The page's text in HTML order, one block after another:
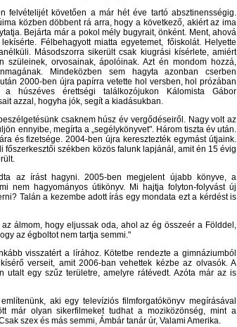
felvételijét követően a már hét éve tartó absztinensségig.
közben döbbent rá arra, hogy a következő, akiért az ima
Bejárta már a pokol mély bugyrait, önként. Ment, ahová
Félbehagyott miatta egyetemet, főiskolát. Helyette
Másodszorra sikerült csak kiugrási kísérlete, amiért
szüleinek, orvosainak, ápolóinak. Azt én mondom hozzá,
Mindeközben sem hagyta azonban cserben
2000-ben újra papírra vetette hol versben, hol prózában
húszéves érettségi találkozójukon Kálomista Gábor
azzal, hogyha jók, segít a kiadásukban.
csaknem húsz év vergődéseiről. Nagy volt az
ennyibe, megírta a „segélykönyvet". Három tiszta év után.
és fizetsége. 2004-ben újra keresztezték egymást útjaink.
főszerkesztői székben közös falunk lapjánál, amit én 15 évig
az írást hagyni. 2005-ben megjelent újabb könyve, a
nem hagyományos útikönyv. Mi hajtja folyton-folyvást új
Talán a kezembe adott írás egy mondata ezt a kérdést is
álmom, hogy eljussak oda, ahol az ég összeér a Földdel,
az égboltot nem tartja semmi."
visszatért a lírához. Kötetbe rendezte a gimnáziumból
verseit, amit 2006-ban vehettek kézbe az olvasók. A
utalt egy szűz területre, amelyre rátévedt. Azóta már az is
aki egy televíziós filmforgatókönyv megírásával
már olyan sikerfilmeket tudhat a moziközönség, mint a
szex és más semmi, Ámbár tanár úr, Valami Amerika.